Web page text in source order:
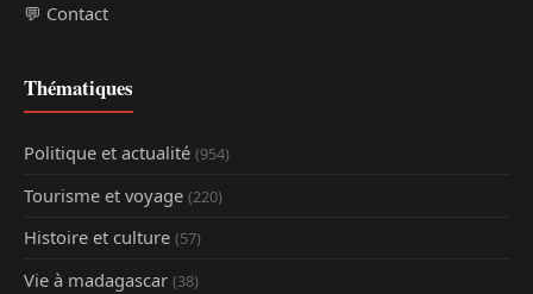
💬 Contact
Thématiques
Politique et actualité (954)
Tourisme et voyage (220)
Histoire et culture (57)
Vie à madagascar (38)